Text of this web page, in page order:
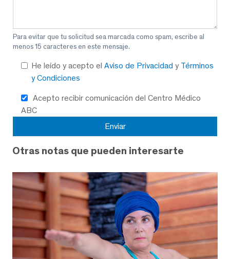
Para evitar que tu solicitud sea marcada como spam, escribe al
menos 15 caracteres en este mensaje.
He leído y acepto el Aviso de Privacidad y Términos
y Condiciones
Acepto recibir comunicación del Centro Médico
ABC
Otras notas que pueden interesarte